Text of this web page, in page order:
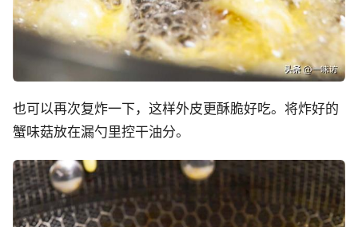
也可以再次复炸一下，这样外皮更酥脆好吃。将炸好的
蟹味菇放在漏勺里控干油分。